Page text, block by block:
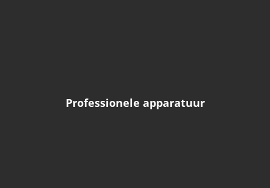
Professionele apparatuur